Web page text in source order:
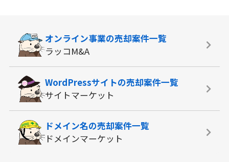
オンライン事業の売却案件一覧
ラッコM&A
WordPressサイトの売却案件一覧
サイトマーケット
ドメイン名の売却案件一覧
ドメインマーケット